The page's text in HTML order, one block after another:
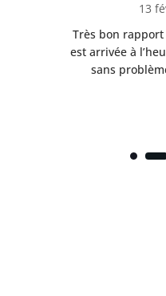
13
Très bon
est arrivée à
sans